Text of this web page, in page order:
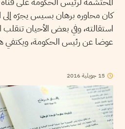
كان محاوره برهان بسيس يجرّه
استقالته، وفي بعض الأحيان تنقلب
عوضا عن رئيس الحكومة، ويكتفي
15 جويلية2016